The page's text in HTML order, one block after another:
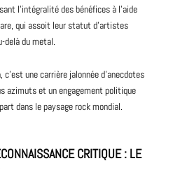
l’intégralité des bénéfices à l’aide
qui assoit leur statut d’artistes
delà du metal.
une carrière jalonnée d’anecdotes
azimuts et un engagement politique
dans le paysage rock mondial.
CRITIQUE : LE